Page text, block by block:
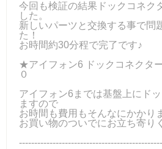
今回も検証の結果ドックコネク
した。
新しいパーツと交換する事で問
た！
お時間約30分程で完了です♪
★アイフォン6 ドックコネクタ
０
アイフォン6までは基盤上にド
ますので
お時間も費用もそんなにかかり
お買い物のついでにお立ち寄り